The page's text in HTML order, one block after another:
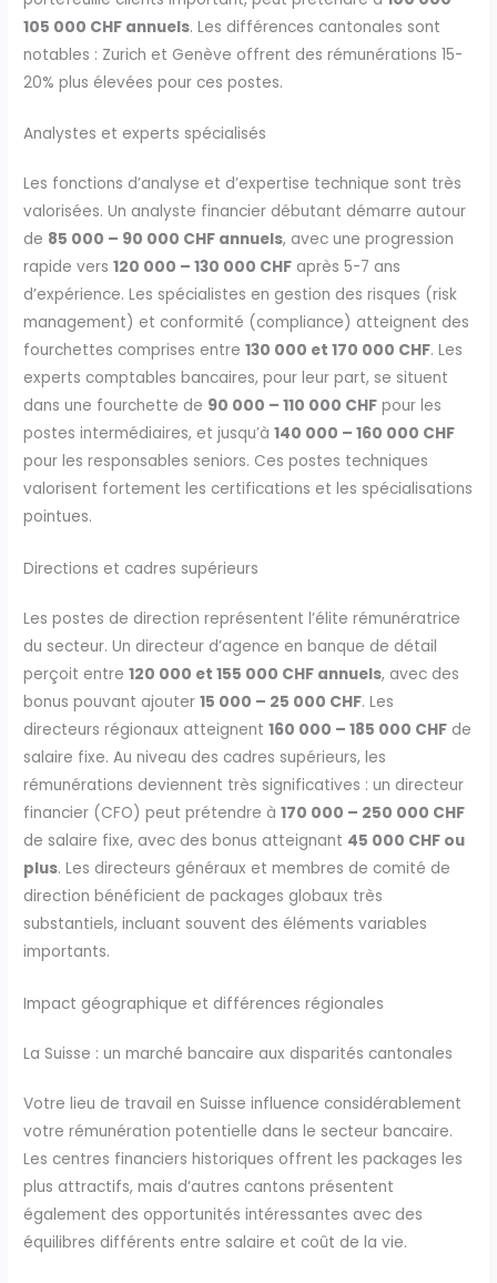
105 000 CHF annuels. Les différences cantonales sont
notables : Zurich et Genève offrent des rémunérations 15-
20% plus élevées pour ces postes.
Analystes et experts spécialisés
Les fonctions d’analyse et d’expertise technique sont très
valorisées. Un analyste financier débutant démarre autour
de 85 000 – 90 000 CHF annuels, avec une progression
rapide vers120 000 – 130 000 CHF après 5-7 ans
d’expérience. Les spécialistes en gestion des risques (risk
management) et conformité (compliance) atteignent des
fourchettes comprises entre130 000 et 170 000 CHF. Les
experts comptables bancaires, pour leur part, se situent
dans une fourchette de 90 000 – 110 000 CHF pour les
postes intermédiaires, et jusqu’à140 000 – 160 000 CHF
pour les responsables seniors. Ces postes techniques
valorisent fortement les certifications et les spécialisations
pointues.
Directions et cadres supérieurs
Les postes de direction représentent l’élite rémunératrice
du secteur. Un directeur d’agence en banque de détail
perçoit entre120 000 et 155 000 CHF annuels, avec des
bonus pouvant ajouter15 000 – 25 000 CHF. Les
directeurs régionaux atteignent160 000 – 185 000 CHF de
salaire fixe. Au niveau des cadres supérieurs, les
rémunérations deviennent très significatives : un directeur
financier (CFO) peut prétendre à170 000 – 250 000 CHF
de salaire fixe, avec des bonus atteignant 45 000 CHF ou
plus. Les directeurs généraux et membres de comité de
direction bénéficient de packages globaux très
substantiels, incluant souvent des éléments variables
importants.
Impact géographique et différences régionales
La Suisse : un marché bancaire aux disparités cantonales
Votre lieu de travail en Suisse influence considérablement
votre rémunération potentielle dans le secteur bancaire.
Les centres financiers historiques offrent les packages les
plus attractifs, mais d’autres cantons présentent
également des opportunités intéressantes avec des
équilibres différents entre salaire et coût de la vie.